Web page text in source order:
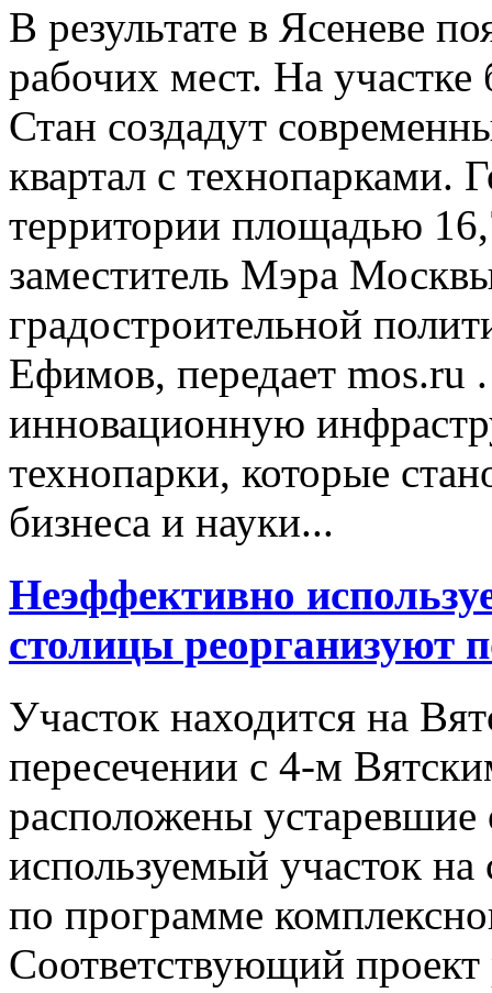
В результате в Ясеневе
рабочих мест. На
Стан создадут
квартал с технопарками.
территории площадью
заместитель Мэра
градостроительной
Ефимов, передает mos.ru
инновационную
технопарки, которые
бизнеса и науки...
Неэффективно
столицы реорганизуют
Участок находится на
пересечении с 4-м
расположены
используемый участок
по программе
Соответствующий